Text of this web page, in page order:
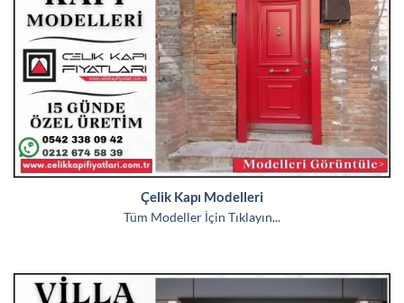
Çelik Kapı Modelleri
Tüm Modeller İçin Tıklayın...